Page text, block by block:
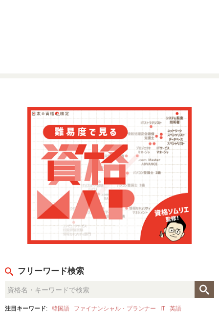
フリーワード検索
注目キーワード: 韓国語 ファイナンシャル・プランナー IT 英語